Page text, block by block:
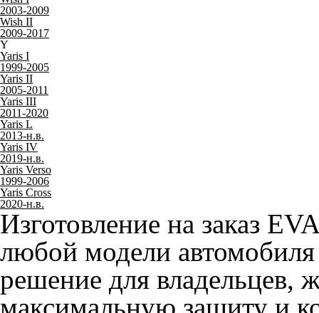
2003-2009
Wish II
2009-2017
Y
Yaris I
1999-2005
Yaris II
2005-2011
Yaris III
2011-2020
Yaris L
2013-н.в.
Yaris IV
2019-н.в.
Yaris Verso
1999-2006
Yaris Cross
2020-н.в.
Изготовление на заказ
любой модели
решение для владельцев,